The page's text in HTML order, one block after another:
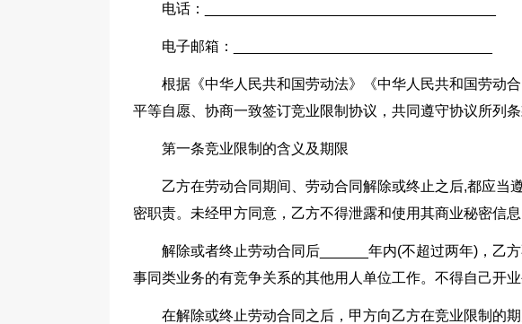
电话：____________________________________
电子邮箱：________________________________
根据《中华人民共和国劳动法》《中华人民共和国劳动
平等自愿、协商一致签订竞业限制协议，共同遵守协议所列条
第一条竞业限制的含义及期限
乙方在劳动合同期间、劳动合同解除或终止之后,都应当
密职责。未经甲方同意，乙方不得泄露和使用其商业秘密信息
解除或者终止劳动合同后______年内(不超过两年)，乙
事同类业务的有竞争关系的其他用人单位工作。不得自己开
在解除或终止劳动合同之后，甲方向乙方在竞业限制的